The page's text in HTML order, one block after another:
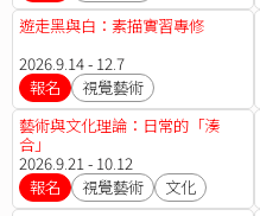
遊走黑與白：素描實習專修
2026.9.14 - 12.7
報名
視覺藝術
藝術與文化理論：日常的「湊
合」
2026.9.21 - 10.12
報名
視覺藝術 文化